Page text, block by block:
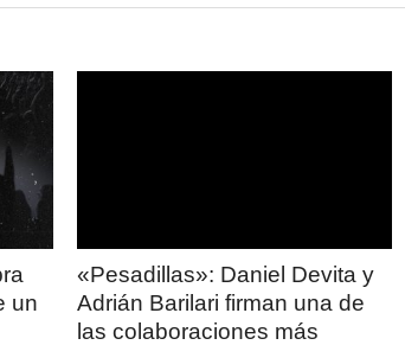
un
«Pesadillas»: Daniel Devita y
Adrián Barilari firman una de
las colaboraciones más